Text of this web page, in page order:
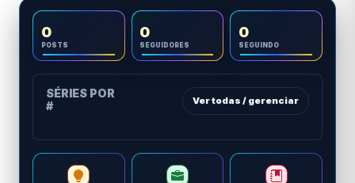
0
POSTS
0
SEGUIDORES
0
SEGUINDO
SÉRIES POR
#
Ver todas / gerenciar